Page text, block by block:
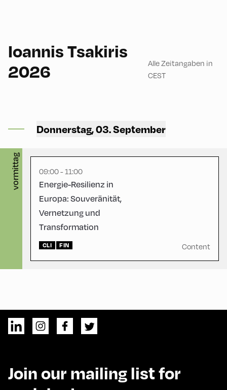
Ioannis Tsakiris
2026
Alle Zeitangaben in
CEST
Donnerstag, 03. September
vormittag
CCA – Flora-Saal
09:00 - 11:00
Energie-Resilienz in
Europa: Souveränität,
Vernetzung und
Transformation
CLI FIN Content
Join our mailing list for